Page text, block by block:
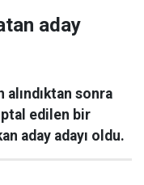
aday
alındıktan sonra
edilen bir
aday adayı oldu.